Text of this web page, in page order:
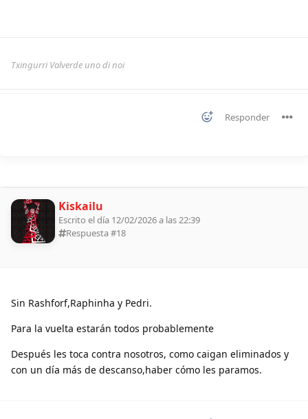
Txingurri Valverde uno di noi
Responder
Kiskailu
Escrito el día 12/02/2026 a las 22:39
Respuesta #18
Sin Rashforf,Raphinha y Pedri.
Para la vuelta estarán todos probablemente
Después les toca contra nosotros, como caigan eliminados y
con un día más de descanso,haber cómo les paramos.